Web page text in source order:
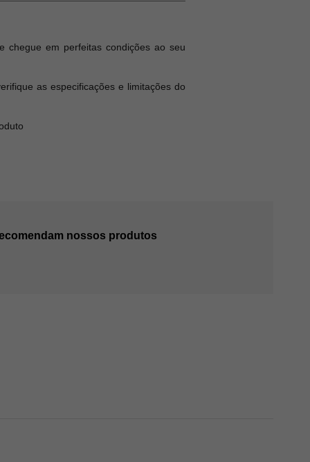
chegue em perfeitas condições ao seu
as especificações e limitações do
nossos produtos